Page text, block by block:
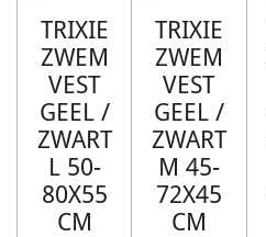
TRIXIE
ZWEM
VEST
GEEL /
ZWART
L 50-
80X55
CM
TRIXIE
ZWEM
VEST
GEEL /
ZWART
M 45-
72X45
CM